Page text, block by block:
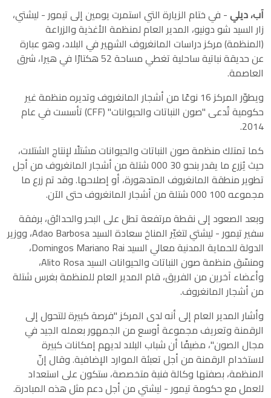
آب، ديلي- في ختام الزيارة التي استمرت يومين إلى تيمور - ليشتي،
زار السيد شو دونيو، المدير العام لمنظمة الأغذية والزراعة
(المنظمة) مركز دراسات المانغروف الشهير في البلاد، وهو عبارة
عن حديقة نباتية ساحلية تغطي مساحة 52 هكتارًا في هيرا، شرق
العاصمة.
ويطوّر المركز 16 نوعًا من أشجار المانغروف وتديره منظمة غير
حكومية تُدعى "صون النباتات والحيوانات" (CFF) تأسست في عام
2014.
كما تمتلك منظمة صون النباتات والحيوانات مشتلًا لإنتاج الشتلات،
حيث يُزرع ما يقدر بنحو 000 30 شتلة من أشجار المانغروف من أجل
تطوير منطقة المانغروف المتدهورة، أو إصلاحها. وقد تم زرع ما
مجموعه 000 100 شتلة من أشجار المانغروف حتى الآن.
وبعد الصعود إلى نقطة مرتفعة تطل على البحر والحدائق، برفقة
سفير تيمور - ليشتي لتغيّر المناخ سعادة السيد Adao Barbosa، ووزير
الدولة للحماية المدنية معالي السيد Domingos Mariano Rai،
ومنسّق منظمة صون النباتات والحيوانات السيد Alito Rosa،
وأعضاء آخرين من الفريق، قام المدير العام للمنظمة بغرس شتلة
من أشجار المانغروف.
وأشار المدير العام إلى أنه لدى المركز "فرصة كبيرة للتحول إلى
الرقمنة وتعريف مجموعة أوسع من الجمهور بعمله الجيد في
مجال الصون"، مضيفًا أن شباب البلاد لديهم إمكانات كبيرة
لاستخدام الرقمنة من أجل تعبئة الموارد الإضافية. وقال إنّ
المنظمة، بصفتها وكالة فنية متخصصة، ستكون على استعداد
للعمل مع حكومة تيمور - ليشتي من أجل دعم مثل هذه المبادرة.